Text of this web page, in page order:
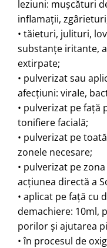
leziuni: muşcături
inflamaţii,
• tăieturi, julituri,
substanţe iritante,
extirpate;
• pulverizat sau
afecţiuni: viraIe,
• pulverizat pe
tonifiere facială;
• pulverizat pe
zonele necesare;
• pulverizat pe
acţiunea directă a
• aplicat pe faţă cu
demachiere: 10ml,
porilor şi ajutarea
• în procesul de